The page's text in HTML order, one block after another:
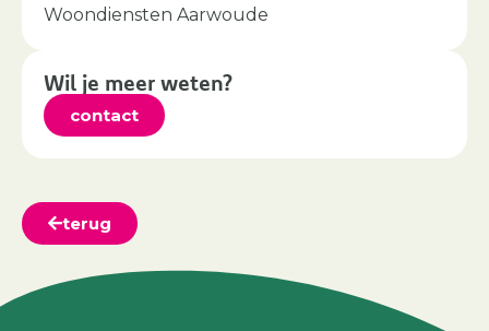
Woondiensten Aarwoude
Wil je meer weten?
contact
terug